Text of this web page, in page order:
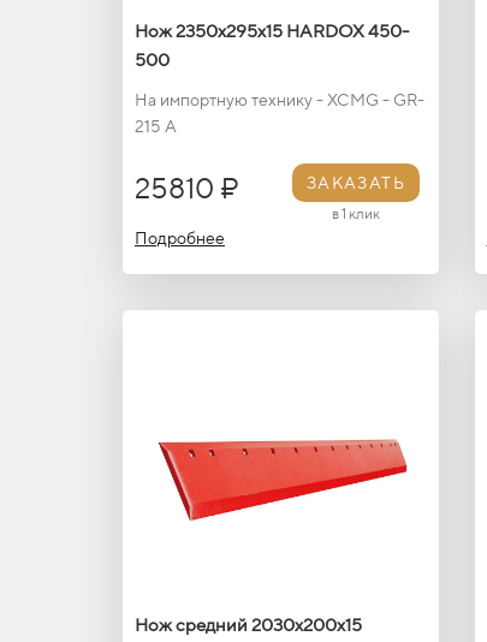
Нож 2350х295х15 HARDOX 450-
500
На импортную технику - XCMG - GR-
215 A
25810 ₽ ЗАКАЗАТЬ
в 1 клик
Подробнее
Нож средний 2030х200х15